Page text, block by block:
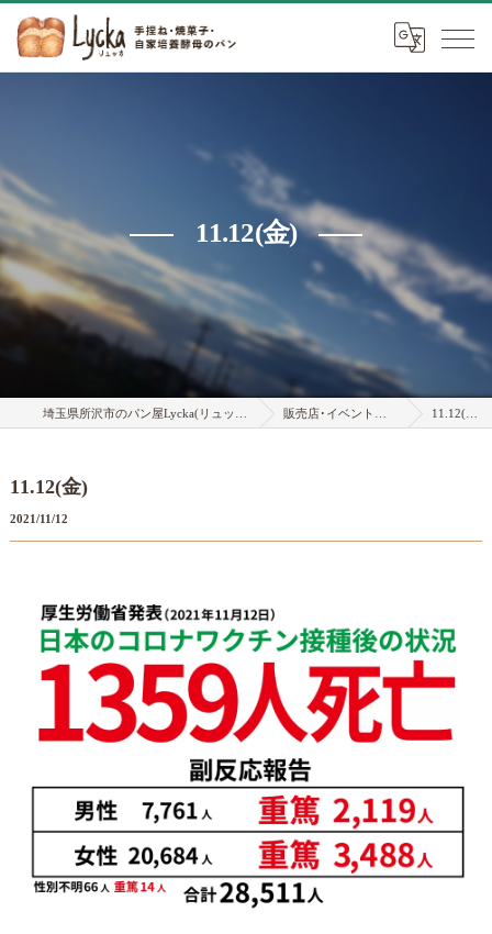
11.12(金)
販売店･イベント情報 11.12(金)
11.12(金)
2021/11/12